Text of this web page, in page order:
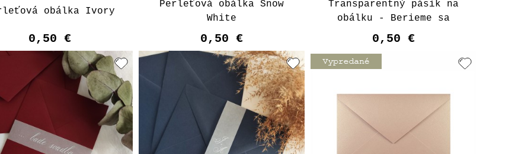
obálka Ivory
0,50 €
Perleťová obálka Snow
White
0,50 €
Transparentný pásik na
obálku - Berieme sa
0,50 €